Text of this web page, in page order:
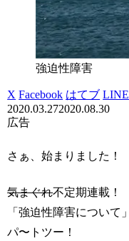
強迫性障害
X Facebook はてブ LINE
2020.03.272020.08.30
広告
さぁ、始まりました！
気まぐれ不定期連載！
「強迫性障害について」
パ〜トツー！